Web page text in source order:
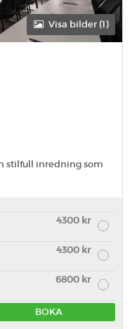
Visa bilder (1)
stilfull inredning som
4300 kr
4300 kr
6800 kr
BOKA